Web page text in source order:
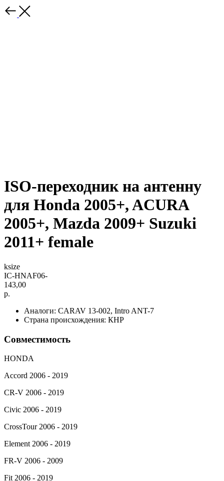
ISO-переходник на антенну
для Honda 2005+, ACURA
2005+, Mazda 2009+ Suzuki
2011+ female
ksize
IC-HNAF06-
143,00
р.
Аналоги: CARAV 13-002, Intro ANT-7
Страна происхождения: КНР
Совместимость
HONDA
Accord 2006 - 2019
CR-V 2006 - 2019
Civic 2006 - 2019
CrossTour 2006 - 2019
Element 2006 - 2019
FR-V 2006 - 2009
Fit 2006 - 2019